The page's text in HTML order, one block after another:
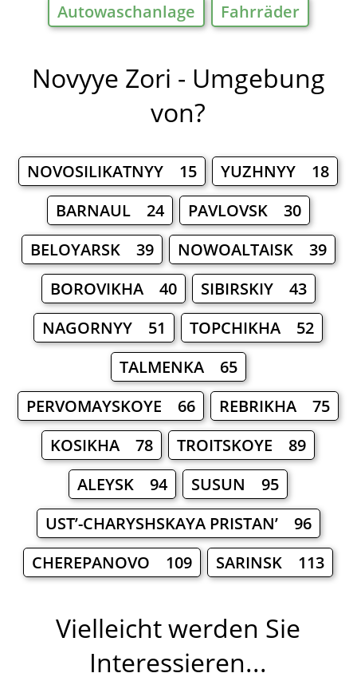
Autowaschanlage
Fahrräder
Novyye Zori - Umgebung
von?
NOVOSILIKATNYY 15
YUZHNYY 18
BARNAUL 24
PAVLOVSK 30
BELOYARSK 39
NOWOALTAISK 39
BOROVIKHA 40
SIBIRSKIY 43
NAGORNYY 51
TOPCHIKHA 52
TALMENKA 65
PERVOMAYSKOYE 66
REBRIKHA 75
KOSIKHA 78
TROITSKOYE 89
ALEYSK 94
SUSUN 95
UST’-CHARYSHSKAYA PRISTAN’ 96
CHEREPANOVO 109
SARINSK 113
Vielleicht werden Sie
Interessieren...